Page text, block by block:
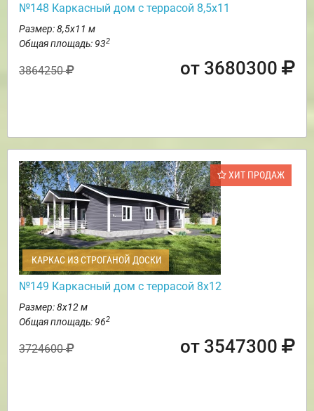
№148 Каркасный дом с террасой 8,5х11
Размер: 8,5х11 м
Общая площадь: 932
3864250 от 3680300
ХИТ ПРОДАЖ
КАРКАС ИЗ СТРОГАНОЙ ДОСКИ
№149 Каркасный дом с террасой 8х12
Размер: 8х12 м
Общая площадь: 962
3724600 от 3547300